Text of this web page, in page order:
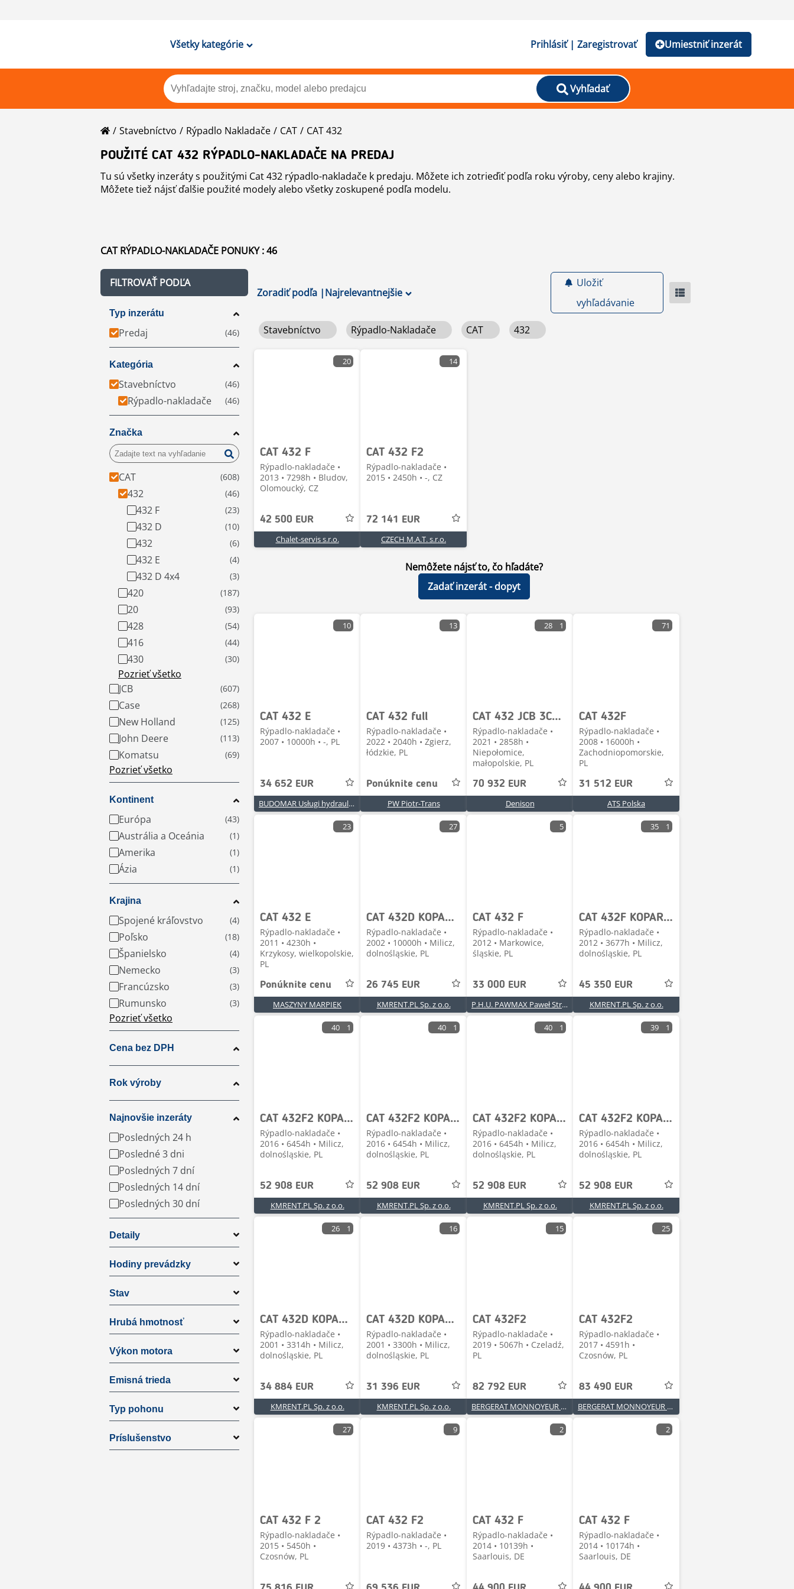
Všetky kategórie Prihlásiť | Zaregistrovať Umiestniť inzerát
Vyhľadať
Stavebníctvo Rýpadlo Nakladače CAT
CAT 432
POUŽITÉ CAT 432 RÝPADLO-NAKLADAČE NA PREDAJ
Tu sú všetky inzeráty s použitými Cat 432 rýpadlo-nakladače k predaju. Môžete ich zotrieďiť podľa roku výroby, ceny alebo krajiny.
Môžete tiež nájsť ďalšie použité modely alebo všetky zoskupené podľa modelu.
CAT RÝPADLO-NAKLADAČE PONUKY : 46
FILTROVAŤ PODĽA
Typ inzerátu
Predaj
Kategória
Stavebníctvo
Rýpadlo-nakladače
Značka
CAT
432
432 F
432 D
432
432 E
432 D 4x4
420
20
428
416
430
Pozrieť všetko
JCB
Case
New Holland
John Deere
Komatsu
Pozrieť všetko
Kontinent
Európa
Austrália a Oceánia
Amerika
Ázia
Krajina
Spojené kráľovstvo
Poľsko
Španielsko
Nemecko
Francúzsko
Rumunsko
Pozrieť všetko
Cena bez DPH
Rok výroby
Najnovšie inzeráty
Posledných 24 h
Posledné 3 dni
Posledných 7 dní
Posledných 14 dní
Posledných 30 dní
Detaily
Hodiny prevádzky
Stav
Hrubá hmotnosť
Výkon motora
Emisná trieda
Typ pohonu
Príslušenstvo
Zoradiť podľa |Najrelevantnejšie
Uložiť
vyhľadávanie
Stavebníctvo Rýpadlo-Nakladače CAT 432
20
CAT 432 F
Rýpadlo-nakladače •
2013 • 7298h • Bludov,
Olomoucký, CZ
42 500 EUR
Chalet-servis s.r.o.
14
CAT 432 F2
Rýpadlo-nakladače •
2015 • 2450h • -, CZ
72 141 EUR
CZECH M.A.T. s.r.o.
Nemôžete nájsť to, čo hľadáte?
Zadať inzerát - dopyt
10
CAT 432 E
Rýpadlo-nakladače •
2007 • 10000h • -, PL
34 652 EUR
BUDOMAR Usługi hydrauliczne i Budowlane
13
CAT 432 full
Rýpadlo-nakladače •
2022 • 2040h • Zgierz,
łódzkie, PL
Ponúknite cenu
PW Piotr-Trans
28 1
CAT 432 JCB 3CX Contractor JCB 3CX JCB 4CX
Rýpadlo-nakladače •
2021 • 2858h •
Niepołomice,
małopolskie, PL
70 932 EUR
Denison
71
CAT 432F
Rýpadlo-nakladače •
2008 • 16000h •
Zachodniopomorskie,
PL
31 512 EUR
ATS Polska
23
CAT 432 E
Rýpadlo-nakladače •
2011 • 4230h •
Krzykosy, wielkopolskie,
PL
Ponúknite cenu
MASZYNY MARPIEK
27
CAT 432D KOPARKO-ŁADOWARKA 2002R. | 428 JCB 3CX CASE
Rýpadlo-nakladače •
2002 • 10000h • Milicz,
dolnośląskie, PL
26 745 EUR
KMRENT.PL Sp. z o.o.
5
CAT 432 F
Rýpadlo-nakladače •
2012 • Markowice,
śląskie, PL
33 000 EUR
P.H.U. PAWMAX Paweł Strzelecki
35 1
CAT 432F KOPARKO-ŁADOWARKA MTH:3677! 2012R. | CAT 428
Rýpadlo-nakladače •
2012 • 3677h • Milicz,
dolnośląskie, PL
45 350 EUR
KMRENT.PL Sp. z o.o.
40 1
CAT 432F2 KOPARKO-ŁADOWARKA 2016R. | JCB 3CX CASE 580
Rýpadlo-nakladače •
2016 • 6454h • Milicz,
dolnośląskie, PL
52 908 EUR
KMRENT.PL Sp. z o.o.
40 1
CAT 432F2 KOPARKO-ŁADOWARKA 2016R. | CAT 428 JCB 3CX C
Rýpadlo-nakladače •
2016 • 6454h • Milicz,
dolnośląskie, PL
52 908 EUR
KMRENT.PL Sp. z o.o.
40 1
CAT 432F2 KOPARKO-ŁADOWARKA 2016R. | CAT 428 JCB 3CX C
Rýpadlo-nakladače •
2016 • 6454h • Milicz,
dolnośląskie, PL
52 908 EUR
KMRENT.PL Sp. z o.o.
39 1
CAT 432F2 KOPARKO-ŁADOWARKA 2016R. | CAT 428 JCB 3CX C
Rýpadlo-nakladače •
2016 • 6454h • Milicz,
dolnośląskie, PL
52 908 EUR
KMRENT.PL Sp. z o.o.
26 1
CAT 432D KOPARKO-ŁADOWARKA 2001r. | CAT 428 JCB 3CX CA
Rýpadlo-nakladače •
2001 • 3314h • Milicz,
dolnośląskie, PL
34 884 EUR
KMRENT.PL Sp. z o.o.
16
CAT 432D KOPARKO-ŁADOWARKA MTH:3300 ! | JCB 3CX CASE 5
Rýpadlo-nakladače •
2001 • 3300h • Milicz,
dolnośląskie, PL
31 396 EUR
KMRENT.PL Sp. z o.o.
15
CAT 432F2
Rýpadlo-nakladače •
2019 • 5067h • Czeladź,
PL
82 792 EUR
BERGERAT MONNOYEUR Sp. z o.o.
25
CAT 432F2
Rýpadlo-nakladače •
2017 • 4591h •
Czosnów, PL
83 490 EUR
BERGERAT MONNOYEUR Sp. z o.o.
27
CAT 432 F 2
Rýpadlo-nakladače •
2015 • 5450h •
Czosnów, PL
9
CAT 432 F2
Rýpadlo-nakladače •
2019 • 4373h • -, PL
2
CAT 432 F
Rýpadlo-nakladače •
2014 • 10139h •
Saarlouis, DE
2
CAT 432 F
Rýpadlo-nakladače •
2014 • 10174h •
Saarlouis, DE